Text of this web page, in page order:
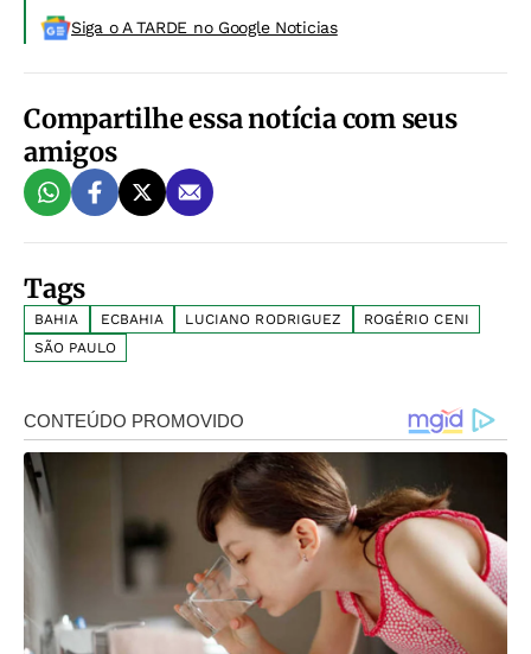
Siga o A TARDE no Google Noticias
Compartilhe essa notícia com seus
amigos
Tags
BAHIA ECBAHIA LUCIANO RODRIGUEZ
ROGÉRIO CENI
SÃO PAULO